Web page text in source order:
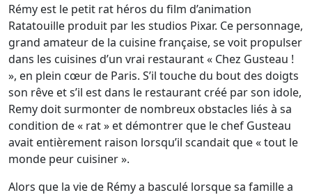
Rémy est le petit rat héros du film d’animation
Ratatouille produit par les studios Pixar. Ce personnage,
grand amateur de la cuisine française, se voit propulser
dans les cuisines d’un vrai restaurant « Chez Gusteau !
», en plein cœur de Paris. S’il touche du bout des doigts
son rêve et s’il est dans le restaurant créé par son idole,
Remy doit surmonter de nombreux obstacles liés à sa
condition de « rat » et démontrer que le chef Gusteau
avait entièrement raison lorsqu’il scandait que « tout le
monde peur cuisiner ».
Alors que la vie de Rémy a basculé lorsque sa famille a